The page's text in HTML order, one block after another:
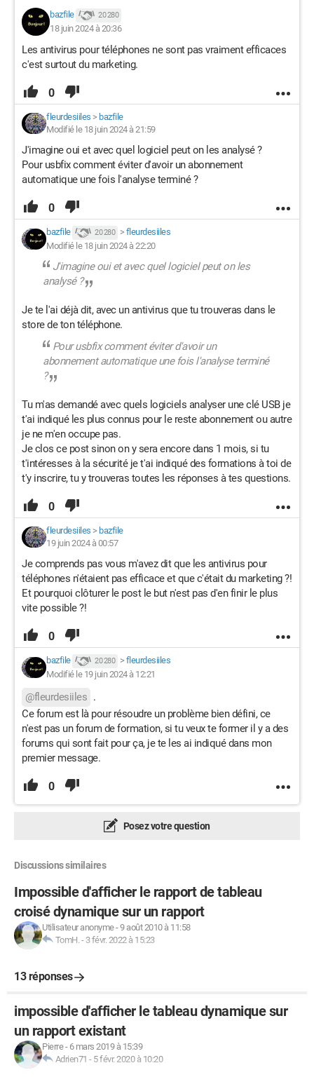
bazfile 20 280
18 juin 2024 à 20:36
Les antivirus pour téléphones ne sont pas vraiment efficaces
c'est surtout du marketing.
0
fleurdesiiles > bazfile
Modifié le 18 juin 2024 à 21:59
J'imagine oui et avec quel logiciel peut on les analysé ?
Pour usbfix comment éviter d'avoir un abonnement
automatique une fois l'analyse terminé ?
0
bazfile 20 280 > fleurdesiiles
Modifié le 18 juin 2024 à 22:20
J'imagine oui et avec quel logiciel peut on les
analysé ?
Je te l'ai déjà dit, avec un antivirus que tu trouveras dans le
store de ton téléphone.
Pour usbfix comment éviter d'avoir un
abonnement automatique une fois l'analyse terminé
?
Tu m'as demandé avec quels logiciels analyser une clé USB je
t'ai indiqué les plus connus pour le reste abonnement ou autre
je ne m'en occupe pas.
Je clos ce post sinon on y sera encore dans 1 mois, si tu
t'intéresses à la sécurité je t'ai indiqué des formations à toi de
t'y inscrire, tu y trouveras toutes les réponses à tes questions.
0
fleurdesiiles > bazfile
19 juin 2024 à 00:57
Je comprends pas vous m'avez dit que les antivirus pour
téléphones n'étaient pas efficace et que c'était du marketing ?!
Et pourquoi clôturer le post le but n'est pas d'en finir le plus
vite possible ?!
0
bazfile 20 280 > fleurdesiiles
Modifié le 19 juin 2024 à 12:21
@fleurdesiiles .
Ce forum est là pour résoudre un problème bien défini, ce
n'est pas un forum de formation, si tu veux te former il y a des
forums qui sont fait pour ça, je te les ai indiqué dans mon
premier message.
0
Posez votre question
Discussions similaires
Impossible d'afficher le rapport de tableau
croisé dynamique sur un rapport
Utilisateur anonyme-9 août 2010 à 11:58
TomH. - 3 févr. 2022 à 15:23
13 réponses
impossible d'afficher le tableau dynamique sur
un rapport existant
Pierre- 6 mars 2019 à 15:39
Adrien71 - 5 févr. 2020 à 10:20